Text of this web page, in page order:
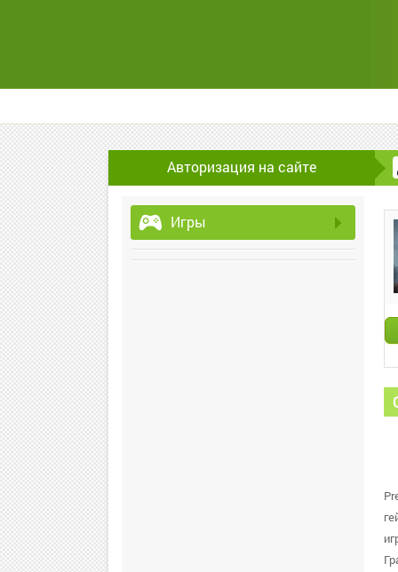
Авторизация на сайте
Игры